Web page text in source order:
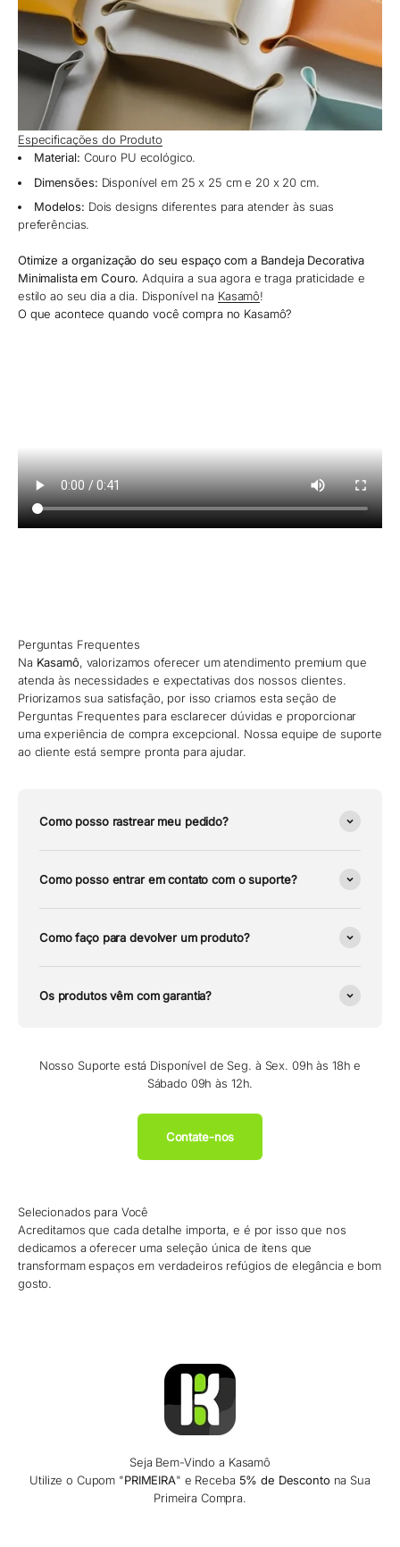
Especificações do Produto
Material: Couro PU ecológico.
Dimensões: Disponível em 25 x 25 cm e 20 x 20 cm.
Modelos: Dois designs diferentes para atender às suas
preferências.
Otimize a organização do seu espaço com a Bandeja Decorativa
Minimalista em Couro. Adquira a sua agora e traga praticidade e
estilo ao seu dia a dia. Disponível na Kasamô!
O que acontece quando você compra no Kasamô?
Perguntas Frequentes
Na Kasamô, valorizamos oferecer um atendimento premium que
atenda às necessidades e expectativas dos nossos clientes.
Priorizamos sua satisfação, por isso criamos esta seção de
Perguntas Frequentes para esclarecer dúvidas e proporcionar
uma experiência de compra excepcional. Nossa equipe de suporte
ao cliente está sempre pronta para ajudar.
Como posso rastrear meu pedido?
Como posso entrar em contato com o suporte?
Como faço para devolver um produto?
Os produtos vêm com garantia?
Nosso Suporte está Disponível de Seg. à Sex. 09h às 18h e
Sábado 09h às 12h.
Contate-nos
Selecionados para Você
Acreditamos que cada detalhe importa, e é por isso que nos
dedicamos a oferecer uma seleção única de itens que
transformam espaços em verdadeiros refúgios de elegância e bom
gosto.
Seja Bem-Vindo a Kasamô
Utilize o Cupom "PRIMEIRA" e Receba 5% de Desconto na Sua
Primeira Compra.